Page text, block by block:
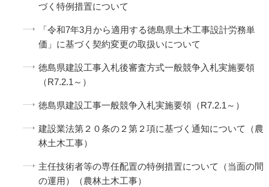
づく特例措置について
「令和7年3月から適用する徳島県土木工事設計労務単
価」に基づく契約変更の取扱いについて
徳島県建設工事入札後審査方式一般競争入札実施要領
（R7.2.1～）
徳島県建設工事一般競争入札実施要領（R7.2.1～）
建設業法第２０条の２第２項に基づく通知について（農
林土木工事）
主任技術者等の専任配置の特例措置について（当面の間
の運用）（農林土木工事）